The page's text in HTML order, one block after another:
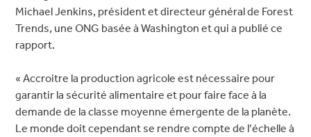
Michael Jenkins, président et directeur général de Forest
Trends, une ONG basée à Washington et qui a publié ce
rapport.
« Accroitre la production agricole est nécessaire pour
garantir la sécurité alimentaire et pour faire face à la
demande de la classe moyenne émergente de la planète.
Le monde doit cependant se rendre compte de l’échelle à